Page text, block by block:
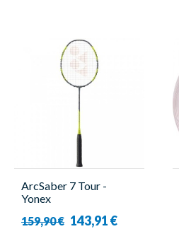
ArcSaber 7 Tour -
Yonex
159,90 € 143,91 €